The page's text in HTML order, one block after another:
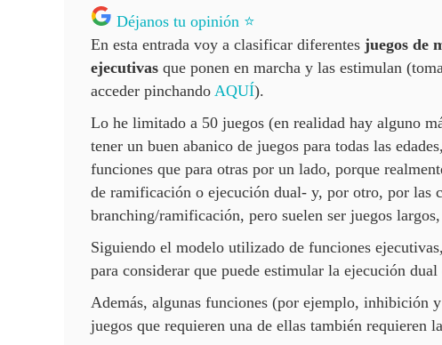
Déjanos tu opinión ⭐
En esta entrada voy a clasificar diferentes juegos de
ejecutivas que ponen en marcha y las estimulan
acceder pinchando AQUÍ).
Lo he limitado a 50 juegos (en realidad hay alguno
tener un buen abanico de juegos para todas las
funciones que para otras por un lado, porque
de ramificación o ejecución dual- y, por otro, por las
branching/ramificación, pero suelen ser juegos
Siguiendo el modelo utilizado de funciones
para considerar que puede estimular la ejecución
Además, algunas funciones (por ejemplo, inhibición
juegos que requieren una de ellas también